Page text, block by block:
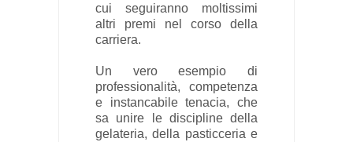
cui seguiranno moltissimi
altri premi nel corso della
carriera.
Un vero esempio di
professionalità, competenza
e instancabile tenacia, che
sa unire le discipline della
gelateria, della pasticceria e